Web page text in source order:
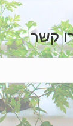
קשר